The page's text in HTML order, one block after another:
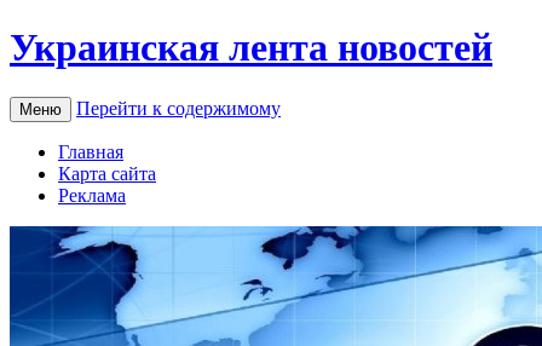
Украинская лента новостей
Меню Перейти к содержимому
Главная
Карта сайта
Реклама